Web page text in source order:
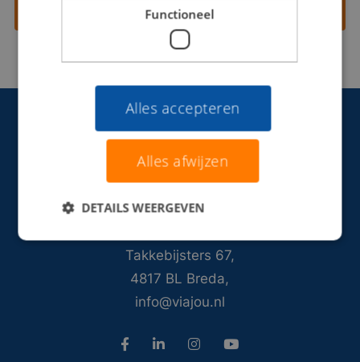
Contact opnemen
Takkebijsters 67,
4817 BL Breda,
info@viajou.nl
Functioneel
Alles accepteren
Alles afwijzen
DETAILS WEERGEVEN